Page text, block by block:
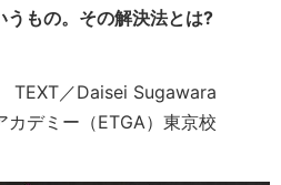
もの。その解決法とは?
TEXT／Daisei Sugawara
デミー（ETGA）東京校